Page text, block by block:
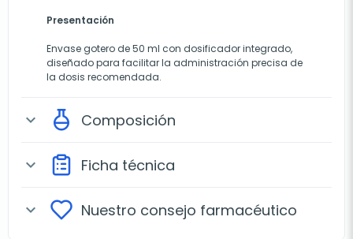
Presentación
Envase gotero de 50 ml con dosificador integrado,
diseñado para facilitar la administración precisa de
la dosis recomendada.
expand_more Composición
expand_more Ficha técnica
expand_more Nuestro consejo farmacéutico